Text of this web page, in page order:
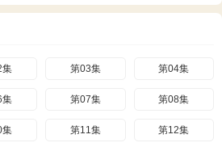
集 第03集 第04集
集 第07集 第08集
集 第11集 第12集